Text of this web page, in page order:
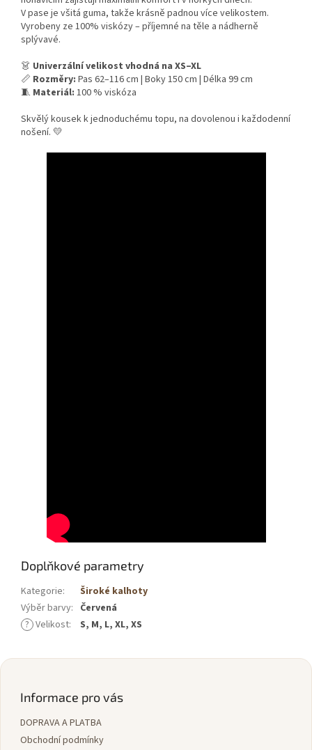
V pase je všitá guma, takže krásně padnou více velikostem.
Vyrobeny ze 100% viskózy – příjemné na těle a nádherně
splývavé.
👗 Univerzální velikost vhodná na XS–XL
📏 Rozměry: Pas 62–116 cm | Boky 150 cm | Délka 99 cm
🧵 Materiál: 100 % viskóza
Skvělý kousek k jednoduchému topu, na dovolenou i každodenní
nošení. 💛
Doplňkové parametry
Kategorie:
Široké kalhoty
Výběr barvy: Červená
? Velikost: S, M, L, XL, XS
Z
Informace pro vás
DOPRAVA A PLATBA
Obchodní podmínky